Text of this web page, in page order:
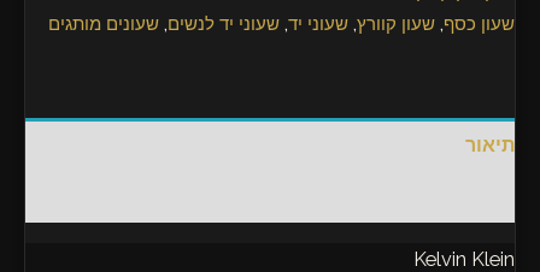
שעון כסף,שעון קוורץ,שעוני יד ,שעוני יד לנשים,שעונים מותגים
תיאור
Kelvin Klein